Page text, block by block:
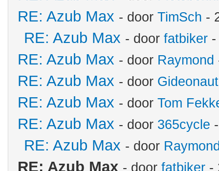
RE: Azub Max - door TimSch -
RE: Azub Max - door fatbiker
RE: Azub Max - door Raymond
RE: Azub Max - door Gideonaut
RE: Azub Max - door Tom
RE: Azub Max - door 365cycle
RE: Azub Max - door
RE: Azub Max - door fatbiker -